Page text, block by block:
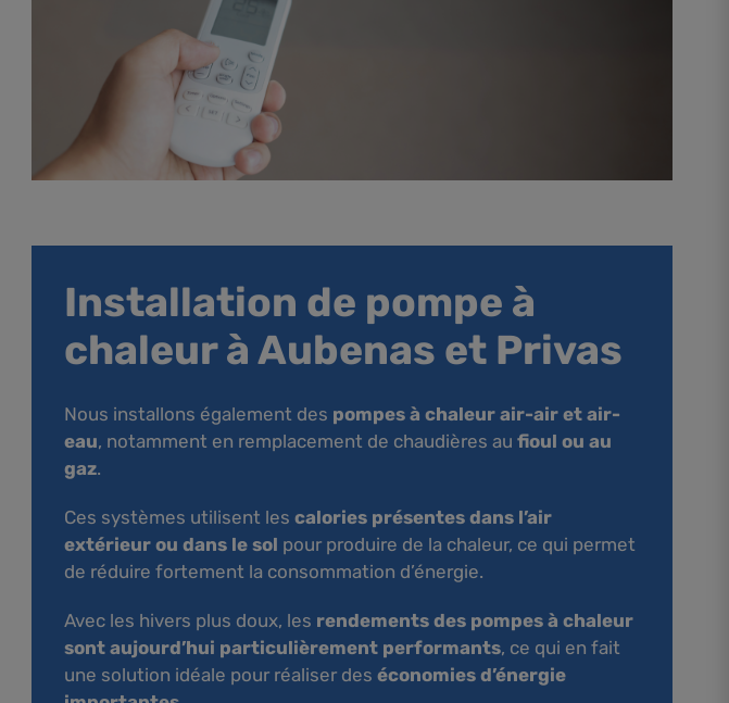
Installation de pompe à
chaleur à Aubenas et Privas
Nous installons également des pompes à chaleur air-air et air-
eau, notamment en remplacement de chaudières au fioul ou au
gaz.
Ces systèmes utilisent les calories présentes dans l’air
extérieur ou dans le sol pour produire de la chaleur, ce qui permet
de réduire fortement la consommation d’énergie.
Avec les hivers plus doux, les rendements des pompes à chaleur
sont aujourd’hui particulièrement performants, ce qui en fait
une solution idéale pour réaliser des économies d’énergie